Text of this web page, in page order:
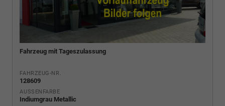
Fahrzeug mit Tageszulassung
FAHRZEUG-NR.
128609
AUSSENFARBE
Indiumgrau Metallic